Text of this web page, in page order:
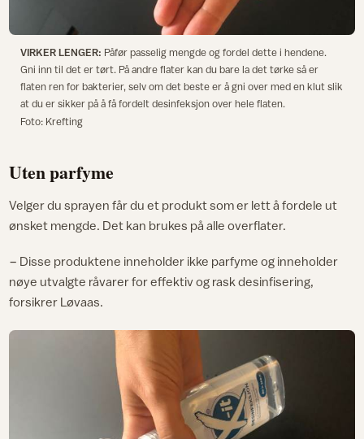
VIRKER LENGER: Påfør passelig mengde og fordel dette i hendene.
Gni inn til det er tørt. På andre flater kan du bare la det tørke så er
flaten ren for bakterier, selv om det beste er å gni over med en klut slik
at du er sikker på å få fordelt desinfeksjon over hele flaten.
Foto: Krefting
Uten parfyme
Velger du sprayen får du et produkt som er lett å fordele ut
ønsket mengde. Det kan brukes på alle overflater.
− Disse produktene inneholder ikke parfyme og inneholder
nøye utvalgte råvarer for effektiv og rask desinfisering,
forsikrer Løvaas.